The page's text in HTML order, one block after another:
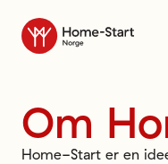
Til forsiden
Om
Home-Start er en